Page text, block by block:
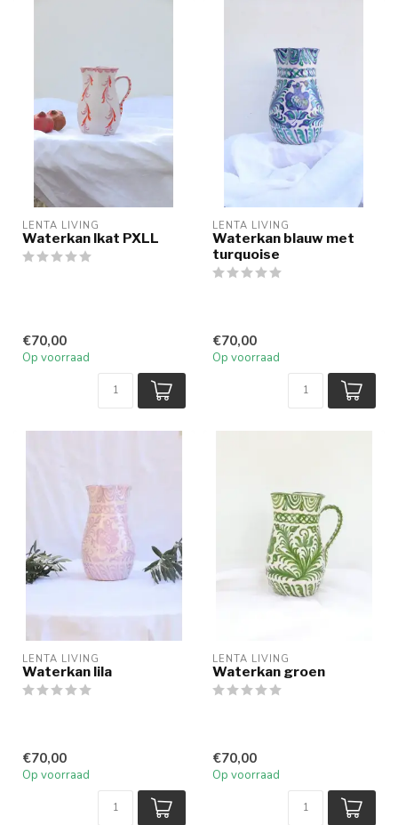
LENTA LIVING
Waterkan Ikat PXLL
€70,00
Op voorraad
LENTA LIVING
Waterkan blauw met
turquoise
€70,00
Op voorraad
LENTA LIVING
Waterkan lila
€70,00
Op voorraad
LENTA LIVING
Waterkan groen
€70,00
Op voorraad